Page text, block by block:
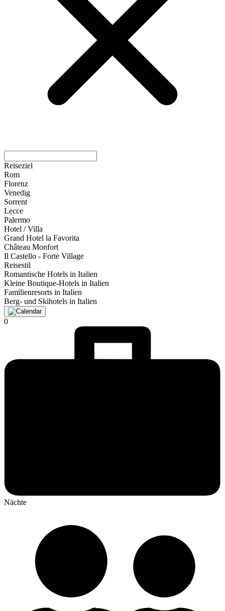
Reiseziel
Rom
Florenz
Venedig
Sorrent
Lecce
Palermo
Hotel / Villa
Grand Hotel la Favorita
Château Monfort
Il Castello - Forte Village
Reisestil
Romantische Hotels in Italien
Kleine Boutique-Hotels in Italien
Familienresorts in Italien
Berg- und Skihotels in Italien
0
Nächte